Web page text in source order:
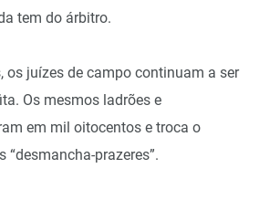
tem do árbitro.
os juízes de campo continuam a ser
Os mesmos ladrões e
em mil oitocentos e troca o
“desmancha-prazeres”.